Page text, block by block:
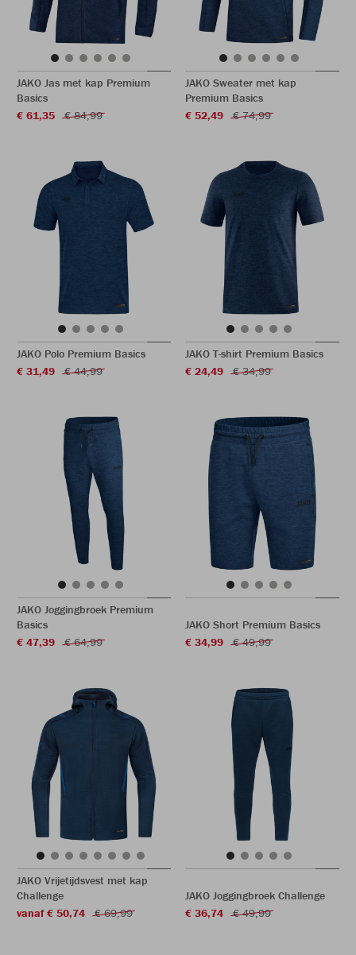
JAKO Jas met kap Premium
Basics
€ 61,35
€ 84,99
JAKO Sweater met kap
Premium Basics
€ 52,49
€ 74,99
JAKO Polo Premium Basics
€ 31,49
€ 44,99
JAKO T-shirt Premium Basics
€ 24,49
€ 34,99
JAKO Joggingbroek Premium
Basics
€ 47,39
€ 64,99
JAKO Short Premium Basics
€ 34,99
€ 49,99
JAKO Vrijetijdsvest met kap
Challenge
vanaf € 50,74
€ 69,99
JAKO Joggingbroek Challenge
€ 36,74
€ 49,99